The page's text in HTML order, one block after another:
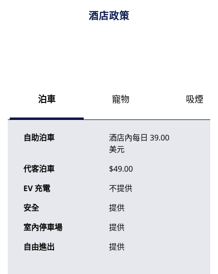
酒店政策
泊車 寵物 吸煙
自助泊車 酒店內每日 39.00
美元
代客泊車
$49.00
EV 充電
不提供
安全
提供
室內停車場
提供
自由進出
提供